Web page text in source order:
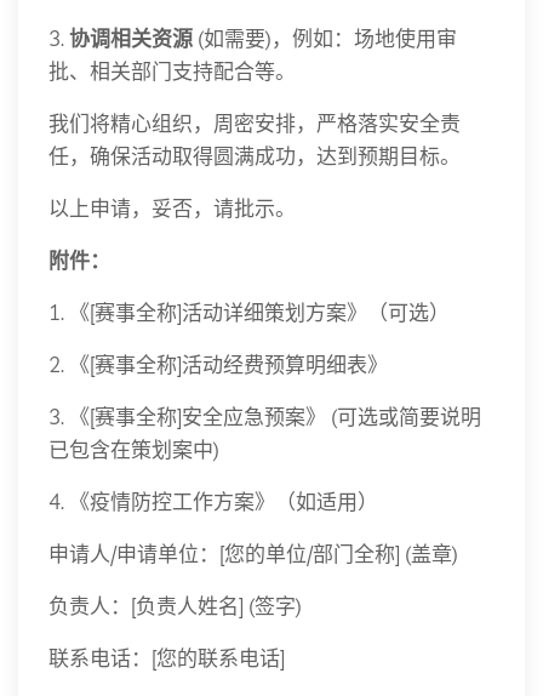
3.协调相关资源 (如需要)，例如：场地使用审
批、相关部门支持配合等。
我们将精心组织，周密安排，严格落实安全责
任，确保活动取得圆满成功，达到预期目标。
以上申请，妥否，请批示。
附件：
1. 《[赛事全称]活动详细策划方案》（可选）
2. 《[赛事全称]活动经费预算明细表》
3. 《[赛事全称]安全应急预案》 (可选或简要说明
已包含在策划案中)
4. 《疫情防控工作方案》（如适用）
申请人/申请单位：[您的单位/部门全称] (盖章)
负责人：[负责人姓名] (签字)
联系电话：[您的联系电话]